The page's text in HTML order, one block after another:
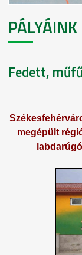
PÁLYÁINK
Fedett,
megépült